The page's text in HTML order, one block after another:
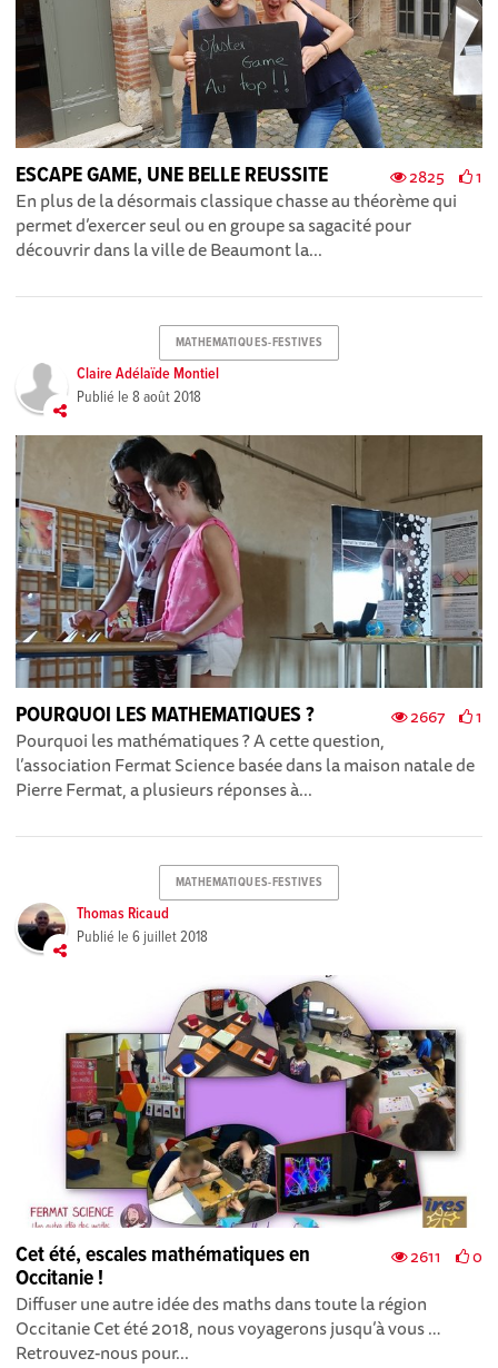
2825 1
ESCAPE GAME, UNE BELLE REUSSITE
En plus de la désormais classique chasse au théorème qui
permet d’exercer seul ou en groupe sa sagacité pour
découvrir dans la ville de Beaumont la...
MATHEMATIQUES-FESTIVES
Claire Adélaïde Montiel
Publié le8 août 2018
2667 1
POURQUOI LES MATHEMATIQUES ?
Pourquoi les mathématiques ? A cette question,
l’association Fermat Science basée dans la maison natale de
Pierre Fermat, a plusieurs réponses à...
MATHEMATIQUES-FESTIVES
Thomas Ricaud
Publié le6 juillet 2018
2611 0
Cet été, escales mathématiques en
Occitanie !
Diffuser une autre idée des maths dans toute la région
Occitanie Cet été 2018, nous voyagerons jusqu’à vous …
Retrouvez-nous pour...